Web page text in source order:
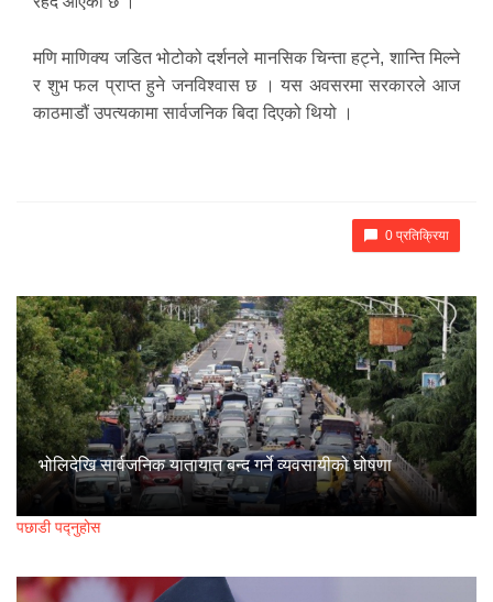
मणि माणिक्य जडित भोटोको दर्शनले मानसिक चिन्ता हट्ने, शान्ति मिल्ने
र शुभ फल प्राप्त हुने जनविश्वास छ । यस अवसरमा सरकारले आज
काठमाडौं उपत्यकामा सार्वजनिक बिदा दिएको थियो ।
0 प्रतिक्रिया
भोलिदेखि सार्वजनिक यातायात बन्द गर्ने व्यवसायीको घोषणा
पछाडी पद्नुहोस